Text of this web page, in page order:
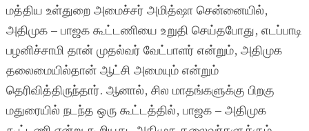
மத்திய உள்துறை அமைச்சர் அமித்ஷா சென்னையில்,
அதிமுக – பாஜக கூட்டணியை உறுதி செய்தபோது, எடப்பாடி
பழனிச்சாமி தான் முதல்வர் வேட்பாளர் என்றும், அதிமுக
தலைமையில்தான் ஆட்சி அமையும் என்றும்
தெரிவித்திருந்தார். ஆனால், சில மாதங்களுக்கு பிறகு
மதுரையில் நடந்த ஒரு கூட்டத்தில், பாஜக – அதிமுக